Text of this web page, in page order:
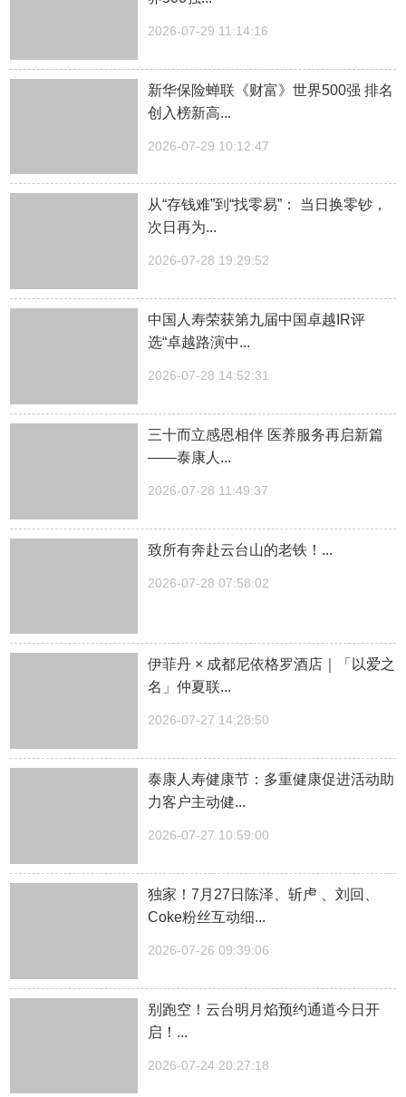
2026-07-29 11:14:16
新华保险蝉联《财富》世界500强 排名
创入榜新高...
2026-07-29 10:12:47
从“存钱难”到“找零易”： 当日换零钞，
次日再为...
2026-07-28 19:29:52
中国人寿荣获第九届中国卓越IR评
选“卓越路演中...
2026-07-28 14:52:31
三十而立感恩相伴 医养服务再启新篇
——泰康人...
2026-07-28 11:49:37
致所有奔赴云台山的老铁！...
2026-07-28 07:58:02
伊菲丹 × 成都尼依格罗酒店｜「以爱之
名」仲夏联...
2026-07-27 14:28:50
泰康人寿健康节：多重健康促进活动助
力客户主动健...
2026-07-27 10:59:00
独家！7月27日陈泽、斩虍 、刘回、
Coke粉丝互动细...
2026-07-26 09:39:06
别跑空！云台明月焰预约通道今日开
启！...
2026-07-24 20:27:18